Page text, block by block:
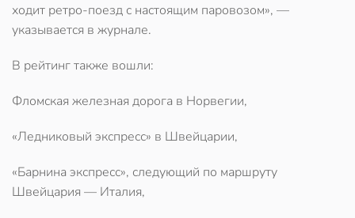
ходит ретро-поезд с настоящим паровозом», —
указывается в журнале.
В рейтинг также вошли:
Фломская железная дорога в Норвегии,
«Ледниковый экспресс» в Швейцарии,
«Барнина экспресс», следующий по маршруту
Швейцария — Италия,